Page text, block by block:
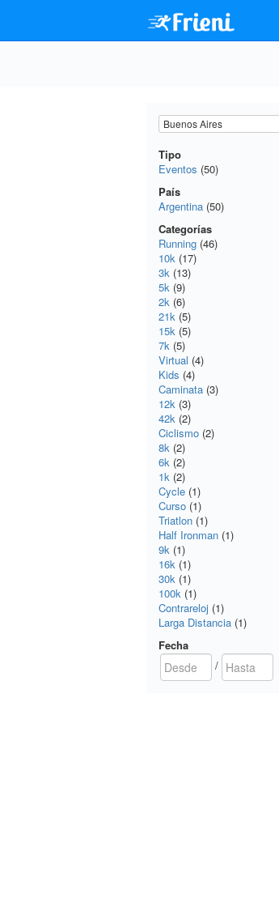
Buenos Aires
Tipo
Eventos (50)
País
Argentina (50)
Categorías
Running (46)
10k (17)
3k (13)
5k (9)
2k (6)
21k (5)
15k (5)
7k (5)
Virtual (4)
Kids (4)
Caminata (3)
12k (3)
42k (2)
Ciclismo (2)
8k (2)
6k (2)
1k (2)
Cycle (1)
Curso (1)
Triatlon (1)
Half Ironman (1)
9k (1)
16k (1)
30k (1)
100k (1)
Contrareloj (1)
Larga Distancia (1)
Fecha
/